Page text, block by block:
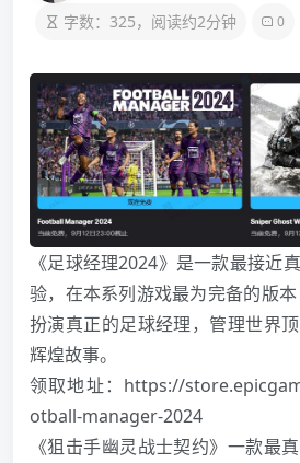
字数：325，阅读约2分钟 0
《足球经理2024》是一款最接近
验，在本系列游戏最为完备的版
扮演真正的足球经理，管理世界
辉煌故事。
领取地址： https://
otball-manager-2024
《狙击手幽灵战士契约》一款最